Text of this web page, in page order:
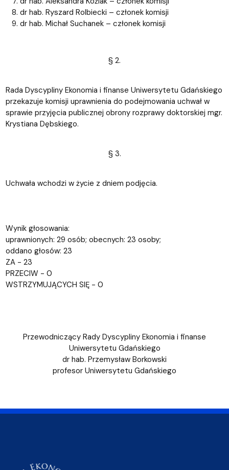
dr hab. Ryszard Rolbiecki – członek komisji
dr hab. Michał Suchanek – członek komisji
§ 2.
Rada Dyscypliny Ekonomia i finanse Uniwersytetu Gdańskiego
przekazuje komisji uprawnienia do podejmowania uchwał w
sprawie przyjęcia publicznej obrony rozprawy doktorskiej mgr.
Krystiana Dębskiego.
§ 3.
Uchwała wchodzi w życie z dniem podjęcia.
Wynik głosowania:
uprawnionych: 29 osób; obecnych: 23 osoby;
oddano głosów: 23
ZA - 23
PRZECIW - 0
WSTRZYMUJĄCYCH SIĘ - 0
Przewodniczący Rady Dyscypliny Ekonomia i finanse
Uniwersytetu Gdańskiego
dr hab. Przemysław Borkowski
profesor Uniwersytetu Gdańskiego